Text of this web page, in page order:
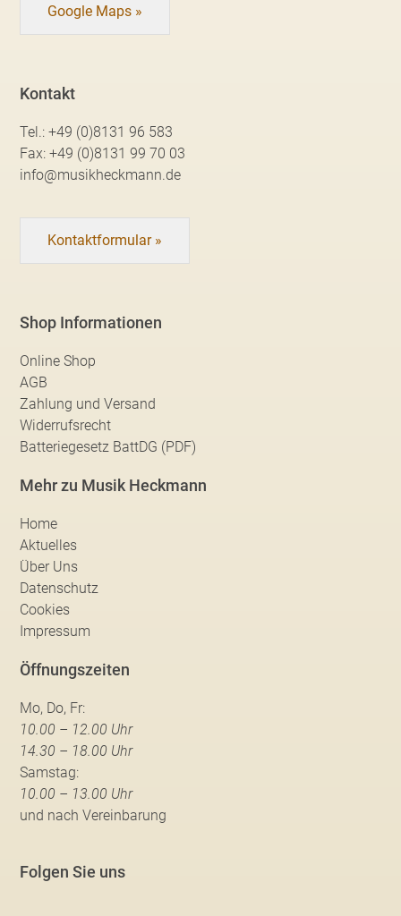
Google Maps »
Kontakt
Tel.:+49 (0)8131 96 583
Fax:+49 (0)8131 99 70 03
info@musikheckmann.de
Kontaktformular »
Shop Informationen
Online Shop
AGB
Zahlung und Versand
Widerrufsrecht
Batteriegesetz BattDG (PDF)
Mehr zu Musik Heckmann
Home
Aktuelles
Über Uns
Datenschutz
Cookies
Impressum
Öffnungszeiten
Mo, Do, Fr:
10.00 – 12.00 Uhr
14.30 – 18.00 Uhr
Samstag:
10.00 – 13.00 Uhr
und nach Vereinbarung
Folgen Sie uns